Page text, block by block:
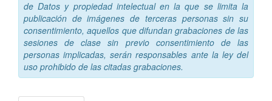
de Datos y propiedad intelectual en la que se limita la
publicación de imágenes de terceras personas sin su
consentimiento, aquellos que difundan grabaciones de las
sesiones de clase sin previo consentimiento de las
personas implicadas, serán responsables ante la ley del
uso prohibido de las citadas grabaciones.